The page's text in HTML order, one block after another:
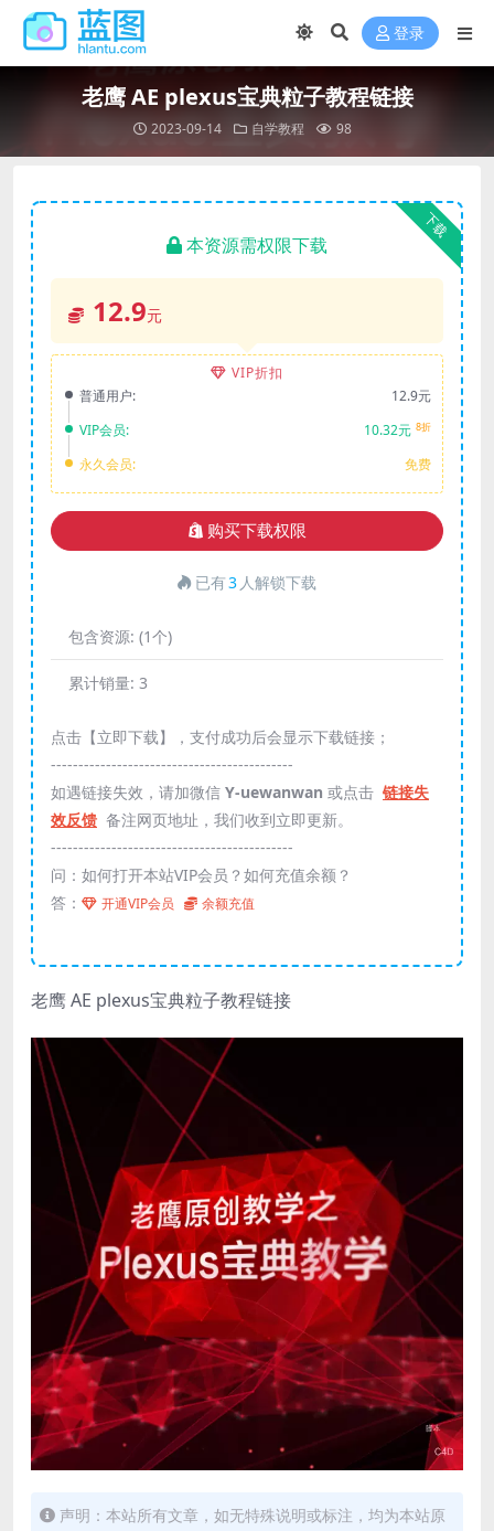
登录
老鹰 AE plexus宝典粒子教程链接
2023-09-14 自学教程 98
下载
本资源需权限下载
12.9元
VIP折扣
普通用户:
12.9元
VIP会员:
10.32元 8折
永久会员: 免费
购买下载权限
已有3 人解锁下载
包含资源: (1个)
累计销量: 3
点击【立即下载】，支付成功后会显示下载链接；
--------------------------------------------
如遇链接失效，请加微信 Y-uewanwan 或点击 链接失
效反馈 备注网页地址，我们收到立即更新。
--------------------------------------------
问：如何打开本站VIP会员？如何充值余额？
答：
开通VIP会员 余额充值
老鹰 AE plexus宝典粒子教程链接
声明：本站所有文章，如无特殊说明或标注，均为本站原